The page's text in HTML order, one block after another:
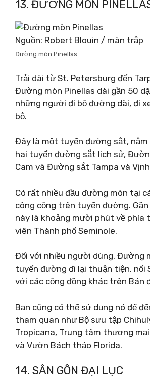
13. ĐƯỜNG MÒN
Nguồn: Robert Blouin / màn trập
Đường mòn Pinellas
Trải dài từ St. Petersburg đến
Đường mòn Pinellas dài gần 50
những người đi bộ đường dài, đi
bộ.
Đây là một tuyến đường sắt, nằm
hai tuyến đường sắt lịch sử,
Cam và Đường sắt Tampa và
Có rất nhiều đầu đường mòn tại
công cộng trên tuyến đường.
này là khoảng mười phút về phía
viên Thành phố Seminole.
Đối với nhiều người dùng, Đường
tuyến đường đi lại thuận tiện, nối
với các cộng đồng khác trên Bán
Bạn cũng có thể sử dụng nó để
tham quan như Bộ sưu tập
Tropicana, Trung tâm thương
và Vườn Bách thảo Florida.
14. SÂN GÔN ĐẠI LỤC